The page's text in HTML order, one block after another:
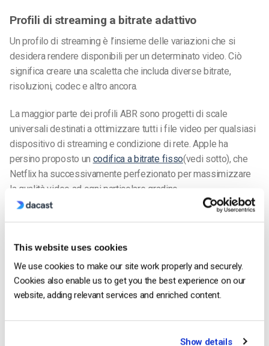
This website uses cookies
We use cookies to make our site work properly and securely.
Cookies also enable us to get you the best experience on our
website, adding relevant services and enriched content.
Show details
Profili di streaming a bitrate adattivo
Un profilo di streaming è l’insieme delle variazioni che si
desidera rendere disponibili per un determinato video. Ciò
significa creare una scaletta che includa diverse bitrate,
risoluzioni, codec e altro ancora.
La maggior parte dei profili ABR sono progetti di scale
universali destinati a ottimizzare tutti i file video per qualsiasi
dispositivo di streaming e condizione di rete. Apple ha
persino proposto un codifica a bitrate fisso(vedi sotto), che
Netflix ha successivamente perfezionato per massimizzare
la qualità video ad ogni particolare gradino.